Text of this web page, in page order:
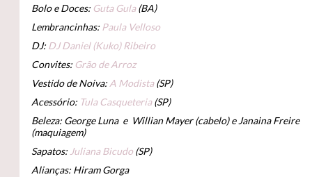
Bolo e Doces: Guta Gula(BA)
Lembrancinhas: Paula Velloso
DJ: DJ Daniel (Kuko) Ribeiro
Convites: Grão de Arroz
Vestido de Noiva: A Modista(SP)
Acessório: Tula Casqueteria(SP)
Beleza: George Luna e Willian Mayer (cabelo) e Janaina Freire
(maquiagem)
Sapatos: Juliana Bicudo (SP)
Alianças: Hiram Gorga